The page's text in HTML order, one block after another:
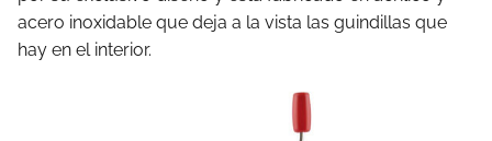
acero inoxidable que deja a la vista las guindillas que
hay en el interior.